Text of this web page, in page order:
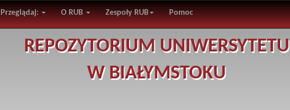
Przeglądaj: O RUB Zespoły RUB Pomoc
REPOZYTORIUM UNIWERSYTETU
W BIAŁYMSTOKU